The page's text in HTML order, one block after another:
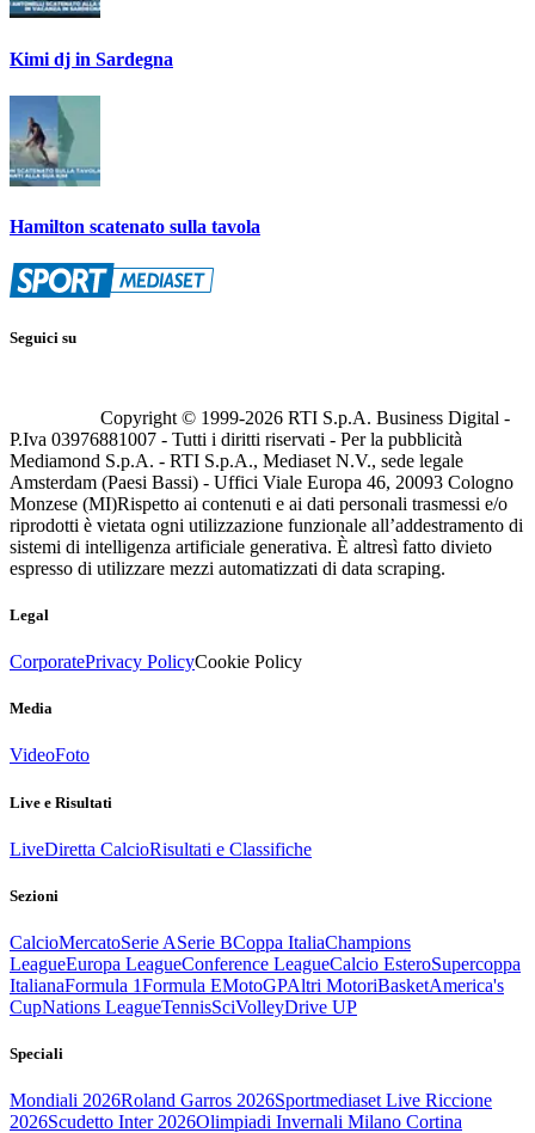
Kimi dj in Sardegna
Hamilton scatenato sulla tavola
Seguici su
Copyright © 1999-2026 RTI S.p.A. Business Digital -
P.Iva 03976881007 - Tutti i diritti riservati - Per la pubblicità
Mediamond S.p.A. - RTI S.p.A., Mediaset N.V., sede legale
Amsterdam (Paesi Bassi) - Uffici Viale Europa 46, 20093 Cologno
Monzese (MI)Rispetto ai contenuti e ai dati personali trasmessi e/o
riprodotti è vietata ogni utilizzazione funzionale all’addestramento di
sistemi di intelligenza artificiale generativa. È altresì fatto divieto
espresso di utilizzare mezzi automatizzati di data scraping.
Legal
CorporatePrivacy PolicyCookie Policy
Media
VideoFoto
Live e Risultati
LiveDiretta CalcioRisultati e Classifiche
Sezioni
CalcioMercatoSerie ASerie BCoppa ItaliaChampions
LeagueEuropa LeagueConference LeagueCalcio EsteroSupercoppa
ItalianaFormula 1Formula EMotoGPAltri MotoriBasketAmerica's
CupNations LeagueTennisSciVolleyDrive UP
Speciali
Mondiali 2026Roland Garros 2026Sportmediaset Live Riccione
2026Scudetto Inter 2026Olimpiadi Invernali Milano Cortina